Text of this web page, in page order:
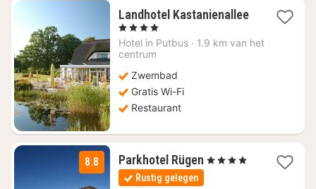
Landhotel Kastanienallee
1
nacht
vanaf
113,08
, 4 Sterren
Hotel in Putbus · 1.9 km van het
centrum
Zwembad
Gratis Wi-Fi
Restaurant
8.8 Parkhotel Rügen 3
, 4 Sterren
Rustig gelegen